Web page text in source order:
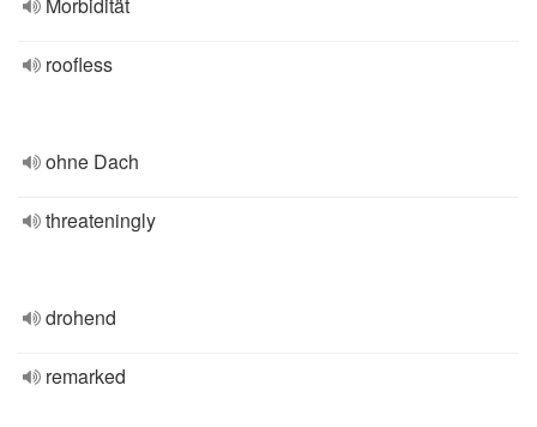
roofless
ohne Dach
threateningly
drohend
remarked